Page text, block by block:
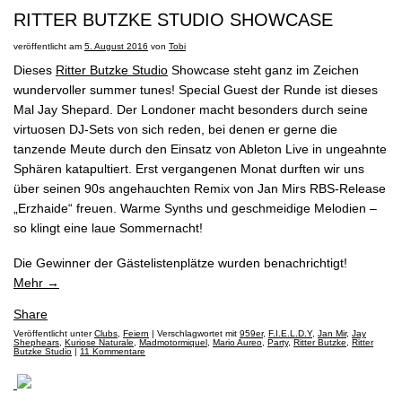
DISCLAIMER
RITTER BUTZKE STUDIO SHOWCASE
veröffentlicht am 5. August 2016 von Tobi
Dieses Ritter Butzke Studio Showcase steht ganz im Zeichen
wundervoller summer tunes! Special Guest der Runde ist dieses
Mal Jay Shepard. Der Londoner macht besonders durch seine
virtuosen DJ-Sets von sich reden, bei denen er gerne die
tanzende Meute durch den Einsatz von Ableton Live in ungeahnte
Sphären katapultiert. Erst vergangenen Monat durften wir uns
über seinen 90s angehauchten Remix von Jan Mirs RBS-Release
„Erzhaide“ freuen. Warme Synths und geschmeidige Melodien –
so klingt eine laue Sommernacht!
Die Gewinner der Gästelistenplätze wurden benachrichtigt!
Mehr →
Share
Veröffentlicht unter Clubs Feiern | Verschlagwortet mit 959er, F.I.E.L.D.Y, Jan Mir, Jay
Shephears Kuriose Naturale Madmotormiquel Mario Aureo Party, Ritter Butzke
Ritter
Butzke Studio | 11 Kommentare